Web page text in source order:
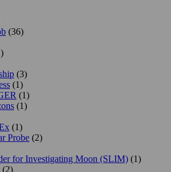
(36)
(3)
(1)
(1)
(1)
(1)
Probe (2)
for Investigating Moon (SLIM) (1)
(2)